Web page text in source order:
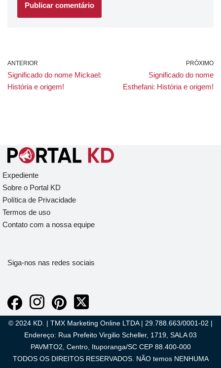
ANTERIOR
Significado do nome Mickael:
História e origem!
PRÓXIMO
Significado do nome
Esthefani: História e origem!
Expediente
Sobre o Portal KD
Política de Privacidade
Termos de uso
Contato com a nossa equipe
Siga-nos nas redes sociais
© 2024 KD. | TMX Marketing Online LTDA | 29.788.663/0001-02 |
Endereço: Rua Prefeito Virgilio Scheller, 1719, SALA 03
PAVMTO2, Centro, Ituporanga/SC CEP 88.400-000
TODOS OS DIREITOS RESERVADOS. NÃO temos NENHUMA